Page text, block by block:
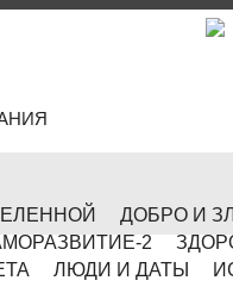
ДОБРО И
2
ЛЮДИ И ДАТЫ